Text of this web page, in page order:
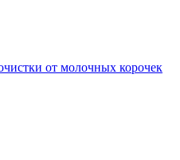
от молочных корочек